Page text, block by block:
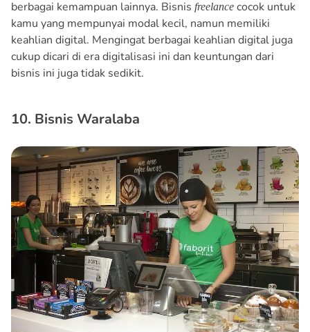
berbagai kemampuan lainnya. Bisnis freelance cocok untuk
kamu yang mempunyai modal kecil, namun memiliki
keahlian digital. Mengingat berbagai keahlian digital juga
cukup dicari di era digitalisasi ini dan keuntungan dari
bisnis ini juga tidak sedikit.
10. Bisnis Waralaba